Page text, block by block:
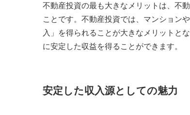
不動産投資の最も大きなメリットは、不
ことです。不動産投資では、マンション
入」を得られることが大きなメリットと
に安定した収益を得ることができます。
安定した収入源としての魅力